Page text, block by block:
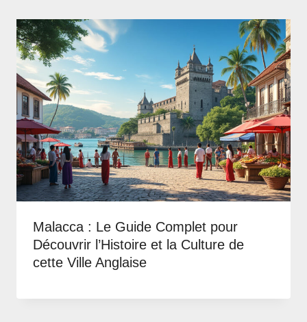
Malacca : Le Guide Complet pour
Découvrir l’Histoire et la Culture de
cette Ville Anglaise